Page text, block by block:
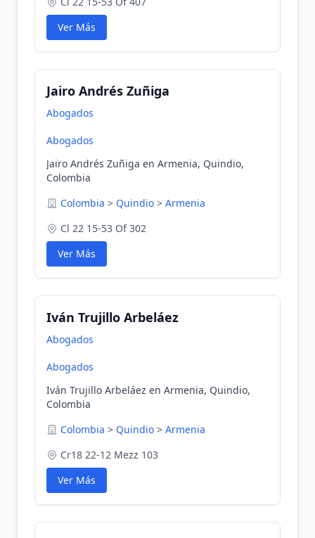
Ver Más
Jairo Andrés Zuñiga
Abogados
Abogados
Jairo Andrés Zuñiga en Armenia, Quindio,
Colombia
Colombia > Quindio > Armenia
Cl 22 15-53 Of 302
Ver Más
Iván Trujillo Arbeláez
Abogados
Abogados
Iván Trujillo Arbeláez en Armenia, Quindio,
Colombia
Colombia > Quindio > Armenia
Cr18 22-12 Mezz 103
Ver Más